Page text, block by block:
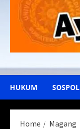
HUKUM SOSPOL
Home Magang